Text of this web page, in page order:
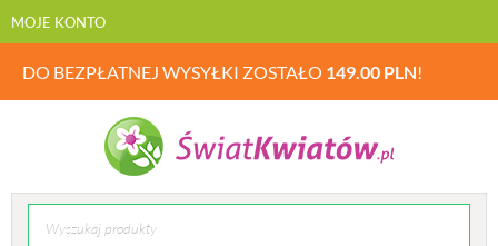
MOJE KONTO
DO BEZPŁATNEJ WYSYŁKI ZOSTAŁO 149.00 PLN!